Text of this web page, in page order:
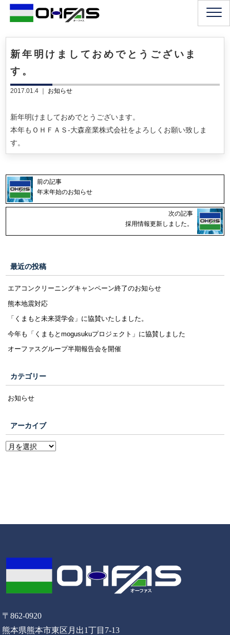
新年明けましておめでとうございま
す。
2017.01.4 ｜ お知らせ
新年明けましておめでとうございます。
本年もＯＨＦＡＳ-大森産業株式会社をよろしくお願い致しま
す。
前の記事
年末年始のお知らせ
次の記事
採用情報更新しました。
最近の投稿
エアコンクリーニングキャンペーン終了のお知らせ
熊本地震対応
「くまもと未来奨学会」に協賛いたしました。
今年も「くまもとmogusukuプロジェクト」に協賛しました
オーファスグループ半期報告会を開催
カテゴリー
お知らせ
アーカイブ
〒862-0920
熊本県熊本市東区月出1丁目7-13